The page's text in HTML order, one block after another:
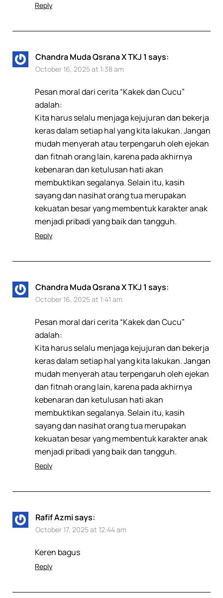
Reply
Chandra Muda Qsrana X TKJ 1 says:
October 16, 2025 at 1:38 am
Pesan moral dari cerita “Kakek dan Cucu”
adalah:
Kita harus selalu menjaga kejujuran dan bekerja
keras dalam setiap hal yang kita lakukan. Jangan
mudah menyerah atau terpengaruh oleh ejekan
dan fitnah orang lain, karena pada akhirnya
kebenaran dan ketulusan hati akan
membuktikan segalanya. Selain itu, kasih
sayang dan nasihat orang tua merupakan
kekuatan besar yang membentuk karakter anak
menjadi pribadi yang baik dan tangguh.
Reply
Chandra Muda Qsrana X TKJ 1 says:
October 16, 2025 at 1:41 am
Pesan moral dari cerita “Kakek dan Cucu”
adalah:
Kita harus selalu menjaga kejujuran dan bekerja
keras dalam setiap hal yang kita lakukan. Jangan
mudah menyerah atau terpengaruh oleh ejekan
dan fitnah orang lain, karena pada akhirnya
kebenaran dan ketulusan hati akan
membuktikan segalanya. Selain itu, kasih
sayang dan nasihat orang tua merupakan
kekuatan besar yang membentuk karakter anak
menjadi pribadi yang baik dan tangguh.
Reply
Rafif Azmisays:
October 17, 2025 at 12:44 am
Keren bagus
Reply